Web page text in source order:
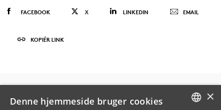
FACEBOOK X LINKEDIN EMAIL
KOPIÉR LINK
×
Denne hjemmeside bruger cookies